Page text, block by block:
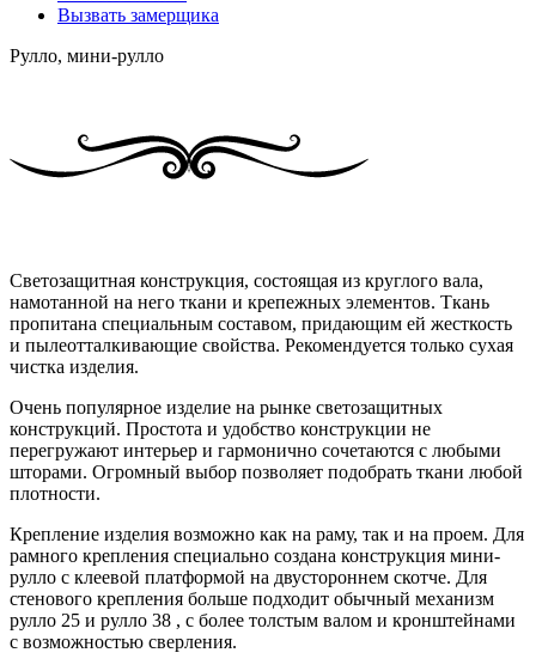
Вызвать замерщика
Рулло, мини-рулло
Светозащитная конструкция, состоящая из круглого вала,
намотанной на него ткани и крепежных элементов. Ткань
пропитана специальным составом, придающим ей жесткость
и пылеотталкивающие свойства. Рекомендуется только сухая
чистка изделия.
Очень популярное изделие на рынке светозащитных
конструкций. Простота и удобство конструкции не
перегружают интерьер и гармонично сочетаются с любыми
шторами. Огромный выбор позволяет подобрать ткани любой
плотности.
Крепление изделия возможно как на раму, так и на проем. Для
рамного крепления специально создана конструкция мини-
рулло с клеевой платформой на двустороннем скотче. Для
стенового крепления больше подходит обычный механизм
рулло 25 и рулло 38 , с более толстым валом и кронштейнами
с возможностью сверления.